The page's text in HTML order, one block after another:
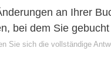
an Ihrer
bei dem Sie
Sie sich die vollständige